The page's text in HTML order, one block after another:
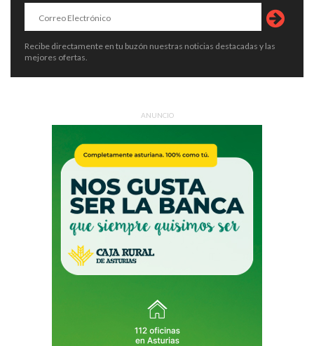
Recibe directamente en tu buzón nuestras noticias destacadas y las
mejores ofertas.
ANUNCIO